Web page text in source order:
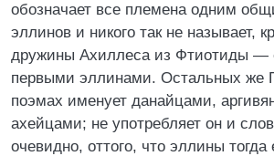
обозначает все племена одним
эллинов и никого так не называет,
дружины Ахиллеса из Фтиотиды —
первыми эллинами. Остальных же
поэмах именует данайцами,
ахейцами; не употребляет он и
очевидно, оттого, что эллины